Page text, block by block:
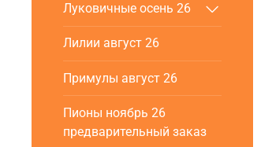
Луковичные осень 26
Лилии август 26
Примулы август 26
Пионы ноябрь 26
предварительный заказ